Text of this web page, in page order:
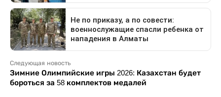
Следующая новость
Зимние Олимпийские игры 2026: Казахстан будет
бороться за 58 комплектов медалей